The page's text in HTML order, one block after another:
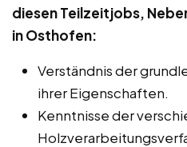
diesen Teilzeitjobs,
in Osthofen:
Verständnis der
ihrer Eigenschaften.
Kenntnisse der